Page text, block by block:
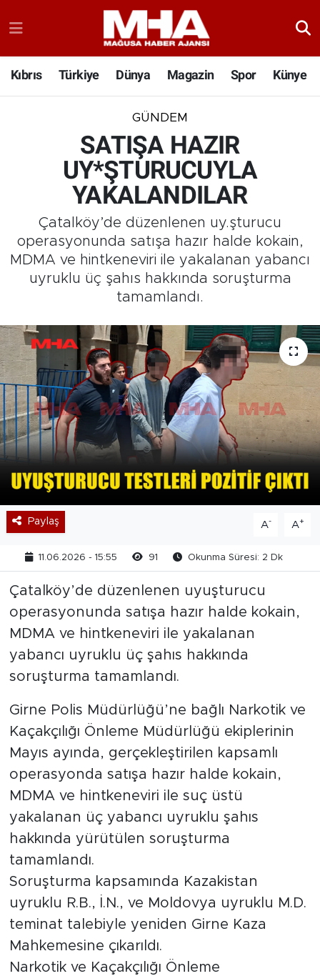
Kıbrıs Türkiye Dünya Magazin Spor Künye
GÜNDEM
SATIŞA HAZIR
UY*ŞTURUCUYLA
YAKALANDILAR
Çatalköy’de düzenlenen uy.şturucu
operasyonunda satışa hazır halde kokain,
MDMA ve hintkeneviri ile yakalanan yabancı
uyruklu üç şahıs hakkında soruşturma
tamamlandı.
Paylaş A- A+
11.06.2026 - 15:55 91 Okunma Süresi: 2 Dk
Çatalköy’de düzenlenen uyuşturucu
operasyonunda satışa hazır halde kokain,
MDMA ve hintkeneviri ile yakalanan
yabancı uyruklu üç şahıs hakkında
soruşturma tamamlandı.
Girne Polis Müdürlüğü’ne bağlı Narkotik ve
Kaçakçılığı Önleme Müdürlüğü ekiplerinin
Mayıs ayında, gerçekleştirilen kapsamlı
operasyonda satışa hazır halde kokain,
MDMA ve hintkeneviri ile suç üstü
yakalanan üç yabancı uyruklu şahıs
hakkında yürütülen soruşturma
tamamlandı.
Soruşturma kapsamında Kazakistan
uyruklu R.B., İ.N., ve Moldovya uyruklu M.D.
teminat talebiyle yeniden Girne Kaza
Mahkemesine çıkarıldı.
Narkotik ve Kaçakçılığı Önleme